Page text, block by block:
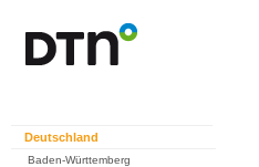
Deutschland
Baden-Württemberg